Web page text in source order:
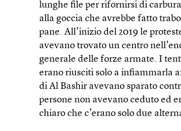
lunghe file per rifornirsi di
alla goccia che avrebbe fatto
pane. All’inizio del 2019 le
avevano trovato un centro
generale delle forze armate. I
erano riusciti solo a infiammarla
di Al Bashir avevano sparato
persone non avevano ceduto ed
chiaro che c’erano solo due